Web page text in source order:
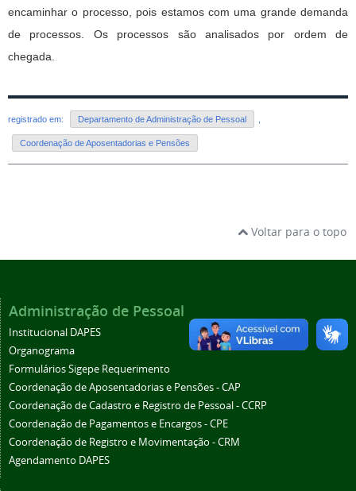
encaminhar o processo, pois estamos com uma grande demanda
de processos. Os processos são analisados por ordem de
chegada.
registrado em: Departamento de Administração de Pessoal
Coordenação de Aposentadorias e Pensões
Voltar para o topo
Administração de Pessoal
Institucional DAPES
Organograma
Formulários Sigepe Requerimento
Coordenação de Aposentadorias e Pensões - CAP
Coordenação de Cadastro e Registro de Pessoal - CCRP
Coordenação de Pagamentos e Encargos - CPE
Coordenação de Registro e Movimentação - CRM
Agendamento DAPES